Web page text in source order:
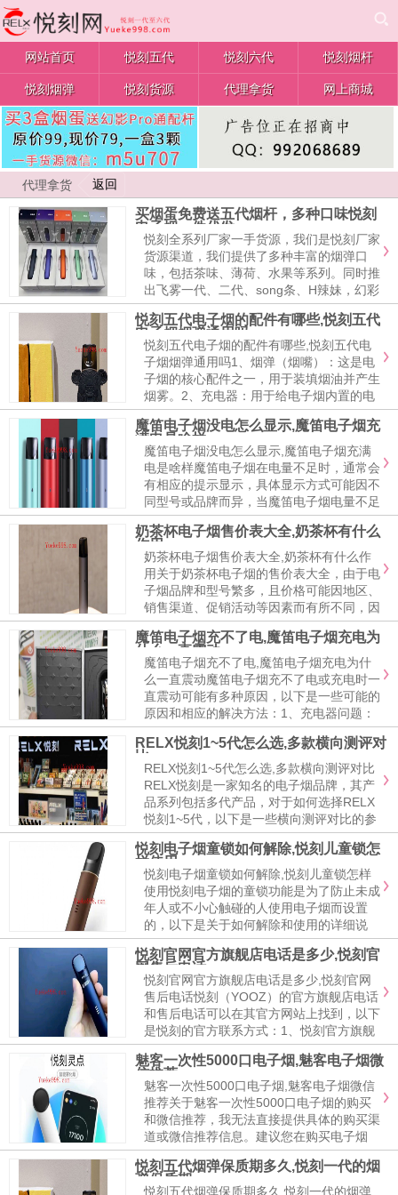
网站首页 悦刻五代 悦刻六代 悦刻烟杆
悦刻烟弹 悦刻货源 代理拿货 网上商城
返回
代理拿货
买烟蛋免费送五代烟杆，多种口味悦刻
电子烟一件代发
悦刻全系列厂家一手货源，我们是悦刻厂家
货源渠道，我们提供了多种丰富的烟弹口
味，包括茶味、薄荷、水果等系列。同时推
出飞雾一代、二代、song条、H辣妹，幻彩
等一系列高端一次性正品产品，网红同款电
子烟一件代发，品味多，全国供货。欢迎联
系我们批发，可免费代理拿货，可一件代
发，长期合作，品质保证。
悦刻五代电子烟的配件有哪些,悦刻五代
电子烟烟弹通用吗
悦刻五代电子烟的配件有哪些,悦刻五代电
子烟烟弹通用吗1、烟弹（烟嘴）：这是电
子烟的核心配件之一，用于装填烟油并产生
烟雾。2、充电器：用于给电子烟内置的电
池充电，通常采用USB接口。3、烟杆：即
电子烟的主体部分，内部包含电池、电路板
等部件。关于悦刻五代电子烟的烟弹通用性
问题，同品...
魔笛电子烟没电怎么显示,魔笛电子烟充
满电是啥样
魔笛电子烟没电怎么显示,魔笛电子烟充满
电是啥样魔笛电子烟在电量不足时，通常会
有相应的提示显示，具体显示方式可能因不
同型号或品牌而异，当魔笛电子烟电量不足
时，其显示屏或指示灯会以特定的方式闪烁
或显示。至于魔笛电子烟充满电的状态，通
常也会有相应的提示，当电子烟充满电后，
其显示...
奶茶杯电子烟售价表大全,奶茶杯有什么
作用
奶茶杯电子烟售价表大全,奶茶杯有什么作
用关于奶茶杯电子烟的售价表大全，由于电
子烟品牌和型号繁多，且价格可能因地区、
销售渠道、促销活动等因素而有所不同，因
此无法提供具体的售价表大全。至于奶茶杯
的作用，通常是指一种用来装载和享用奶茶
的容器，奶茶杯的材质多为塑料或玻璃
等，...
魔笛电子烟充不了电,魔笛电子烟充电为
什么一直震动
魔笛电子烟充不了电,魔笛电子烟充电为什
么一直震动魔笛电子烟充不了电或充电时一
直震动可能有多种原因，以下是一些可能的
原因和相应的解决方法：1、充电器问题：
首先检查充电器是否正常，如果充电器损坏
或与电子烟不兼容，可能会导致充电失败，
尝试更换充电器或使用其他可靠的充电器进
行充电。...
RELX悦刻1~5代怎么选,多款横向测评对
比
RELX悦刻1~5代怎么选,多款横向测评对比
RELX悦刻是一家知名的电子烟品牌，其产
品系列包括多代产品，对于如何选择RELX
悦刻1~5代，以下是一些横向测评对比的参
考建议：1、性能与品质：-第1代：作为初
代产品，性能和品质相对稳定，但可能没有
后续几代产品的先进技术。-第...
悦刻电子烟童锁如何解除,悦刻儿童锁怎
样使用
悦刻电子烟童锁如何解除,悦刻儿童锁怎样
使用悦刻电子烟的童锁功能是为了防止未成
年人或不小心触碰的人使用电子烟而设置
的，以下是关于如何解除和使用的详细说
明：1、童锁的使用：悦刻电子烟的童锁功
能是通过连续快速点击电子烟上的按钮来开
启或关闭的。具体操作可能因不同的悦刻电
子烟型...
悦刻官网官方旗舰店电话是多少,悦刻官
网售后电话
悦刻官网官方旗舰店电话是多少,悦刻官网
售后电话悦刻（YOOZ）的官方旗舰店电话
和售后电话可以在其官方网站上找到，以下
是悦刻的官方联系方式：1、悦刻官方旗舰
店电话：由于电话号码可能会随时间变化，
建议直接访问悦刻的官方网站来获取最新的
电话信息。2、悦刻官网售后电话：你可以
在悦...
魅客一次性5000口电子烟,魅客电子烟微
信推荐
魅客一次性5000口电子烟,魅客电子烟微信
推荐关于魅客一次性5000口电子烟的购买
和微信推荐，我无法直接提供具体的购买渠
道或微信推荐信息。建议您在购买电子烟
时，选择正规的电商平台或实体店进行购
买，以确保产品的质量和安全，您也可以通
过搜索引擎或社交媒体平台查找相关的推荐
悦刻五代烟弹保质期多久,悦刻一代的烟
弹保质期
悦刻五代烟弹保质期多久,悦刻一代的烟弹